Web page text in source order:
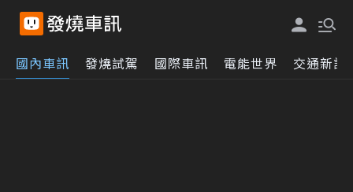
國內車訊 發燒試駕 國際車訊 電能世界 交通新訊